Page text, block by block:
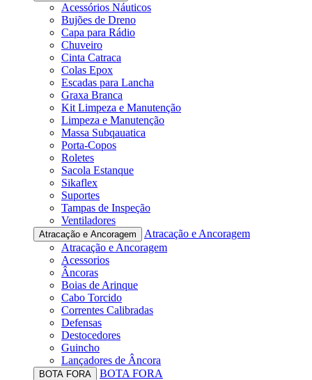
Acessórios Náuticos
Bujões de Dreno
Capa para Rádio
Chuveiro
Cinta Catraca
Colas Epox
Escadas para Lancha
Graxa Branca
Kit Limpeza e Manutenção
Limpeza e Manutenção
Massa Subqauatica
Porta-Copos
Roletes
Sacola Estanque
Sikaflex
Suportes
Tampas de Inspeção
Ventiladores
Atracação e Ancoragem
Atracação e Ancoragem
Atracação e Ancoragem
Acessorios
Âncoras
Boias de Arinque
Cabo Torcido
Correntes Calibradas
Defensas
Destocedores
Guincho
Lançadores de Âncora
BOTA FORA
BOTA FORA